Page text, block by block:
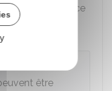
et frais (service
achat d'une
du contrat.
être